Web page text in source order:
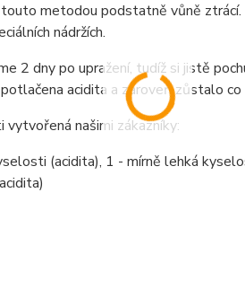
metodou podstatně vůně
nádržích.
2 dny po upražení, tudíž si jistě
acidita a zároveň zůstalo
našimi zákazníky:
(acidita), 1 - mírně lehká